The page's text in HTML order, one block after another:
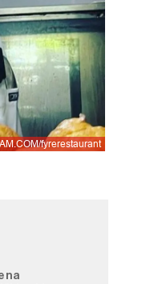
fyrerestaurant
na